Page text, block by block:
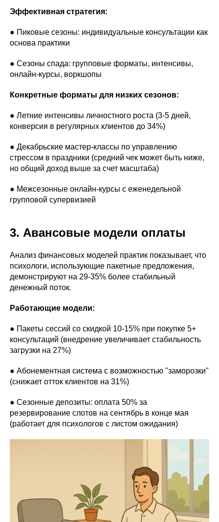
Эффективная стратегия:
● Пиковые сезоны: индивидуальные консультации как
основа практики
● Сезоны спада: групповые форматы, интенсивы,
онлайн-курсы, воркшопы
Конкретные форматы для низких сезонов:
● Летние интенсивы личностного роста (3-5 дней,
конверсия в регулярных клиентов до 34%)
● Декабрьские мастер-классы по управлению
стрессом в праздники (средний чек может быть ниже,
но общий доход выше за счет масштаба)
● Межсезонные онлайн-курсы с еженедельной
групповой супервизией
3. Авансовые модели оплаты
Анализ финансовых моделей практик показывает, что
психологи, использующие пакетные предложения,
демонстрируют на 29-35% более стабильный
денежный поток.
Работающие модели:
● Пакеты сессий со скидкой 10-15% при покупке 5+
консультаций (внедрение увеличивает стабильность
загрузки на 27%)
● Абонементная система с возможностью "заморозки"
(снижает отток клиентов на 31%)
● Сезонные депозиты: оплата 50% за
резервирование слотов на сентябрь в конце мая
(работает для психологов с листом ожидания)